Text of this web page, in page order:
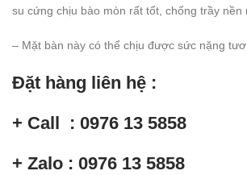
su cứng chịu bào mòn rất tốt, chống trầy nền
– Mặt bàn này có thể chịu được sức nặng
Đặt hàng liên hệ :
+ Call : 0976 13 5858
+ Zalo : 0976 13 5858